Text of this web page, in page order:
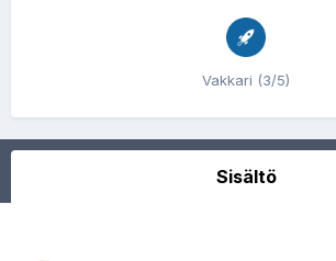
Vakkari (3/5)
Sisältö